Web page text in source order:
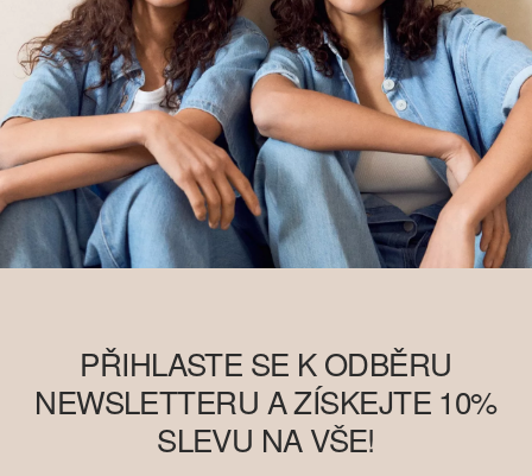
PŘIHLASTE SE K ODBĚRU
NEWSLETTERU A ZÍSKEJTE 10%
SLEVU NA VŠE!